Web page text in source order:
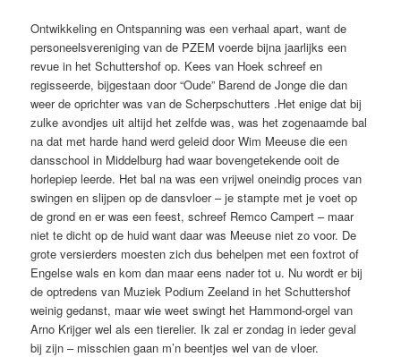
Ontwikkeling en Ontspanning was een verhaal apart, want de
personeelsvereniging van de PZEM voerde bijna jaarlijks een
revue in het Schuttershof op. Kees van Hoek schreef en
regisseerde, bijgestaan door “Oude” Barend de Jonge die dan
weer de oprichter was van de Scherpschutters .Het enige dat bij
zulke avondjes uit altijd het zelfde was, was het zogenaamde bal
na dat met harde hand werd geleid door Wim Meeuse die een
dansschool in Middelburg had waar bovengetekende ooit de
horlepiep leerde. Het bal na was een vrijwel oneindig proces van
swingen en slijpen op de dansvloer – je stampte met je voet op
de grond en er was een feest, schreef Remco Campert – maar
niet te dicht op de huid want daar was Meeuse niet zo voor. De
grote versierders moesten zich dus behelpen met een foxtrot of
Engelse wals en kom dan maar eens nader tot u. Nu wordt er bij
de optredens van Muziek Podium Zeeland in het Schuttershof
weinig gedanst, maar wie weet swingt het Hammond-orgel van
Arno Krijger wel als een tierelier. Ik zal er zondag in ieder geval
bij zijn – misschien gaan m’n beentjes wel van de vloer.